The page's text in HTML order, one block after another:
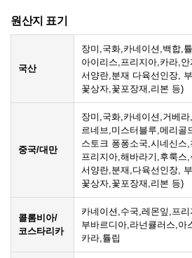
원산지 표기
국산
장미,국화,카네이션,백합,
아이리스,프리지아,카라,
서양란,분재 다육선인장,
꽃상자,꽃포장재,리본 등)
중국/대만
장미,국화,카네이션,거베
르네브,미스터블루,메리골
스토크 퐁퐁소국,시네신스
프리지아,해바라기,후룩스
서양란,분재,다육선인장,
꽃상자,꽃포장재,리본 등)
콜롬비아/
코스타리카
카네이션,수국,레몬잎,프
부바르디아,라넌큘러스,아
카라,튤립